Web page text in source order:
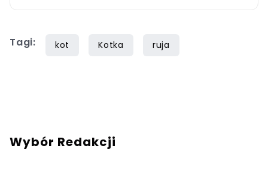
Tagi: kot Kotka ruja
Wybór Redakcji